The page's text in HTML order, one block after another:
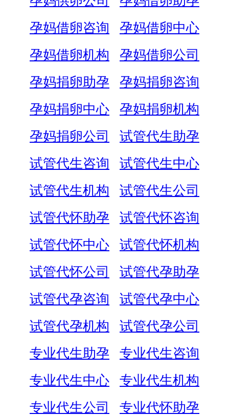
孕妈借卵咨询
孕妈借卵中心
孕妈借卵机构
孕妈借卵公司
孕妈捐卵助孕
孕妈捐卵咨询
孕妈捐卵中心
孕妈捐卵机构
孕妈捐卵公司
试管代生助孕
试管代生咨询
试管代生中心
试管代生机构
试管代生公司
试管代怀助孕
试管代怀咨询
试管代怀中心
试管代怀机构
试管代怀公司
试管代孕助孕
试管代孕咨询
试管代孕中心
试管代孕机构
试管代孕公司
专业代生助孕
专业代生咨询
专业代生中心
专业代生机构
专业代生公司
专业代怀助孕